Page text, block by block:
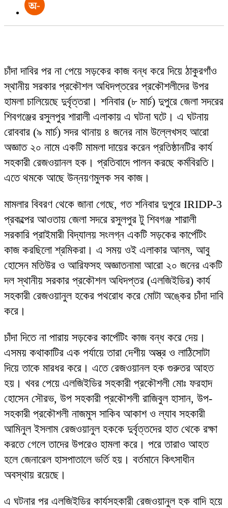
চাঁদা দাবির পর না পেয়ে সড়কের কাজ বন্ধ করে দিয়ে ঠাকুরগাঁও
স্থানীয় সরকার প্রকৌশল অধিদপ্তরের প্রকৌশলীদের উপর
হামলা চালিয়েছে দুর্বৃত্তরা। শনিবার (৮ মার্চ) দুপুরে জেলা সদরের
শিবগঞ্জের রসুলপুর শারালী এলাকায় এ ঘটনা ঘটে। এ ঘটনায়
রোববার (৯ মার্চ) সদর থানায় ৪ জনের নাম উল্লেখসহ আরো
অজ্ঞাত ২০ নামে একটি মামলা দায়ের করেন প্রতিষ্ঠানটির কার্য
সহকারী রেজওয়ানল হক। প্রতিবাদে পালন করছে কর্মবিরতি।
এতে থমকে আছে উন্নয়ণমুলক সব কাজ।
মামলার বিবরণ থেকে জানা গেছে, গত শনিবার দুপুরে IRIDP-3
প্রকল্পের আওতায় জেলা সদরে রসুলপুর টু শিবগঞ্জ শারালী
সরকারি প্রাইমারী বিদ্যালয় সংলগ্ন একটি সড়কের কার্পেটিং
কাজ করছিলো শ্রমিকরা। এ সময় ওই এলাকার আলম, আবু
হোসেন মতিউর ও আরিফসহ অজ্ঞাতনামা আরো ২০ জনের একটি
দল স্থানীয় সরকার প্রকৌশল অধিদপ্তর (এলজিইডির) কার্য
সহকারী রেজওয়ানুল হকের পথরোধ করে মোটা অঙ্কের চাঁদা দাবি
করে।
চাঁদা দিতে না পারায় সড়কের কার্পেটিং কাজ বন্ধ করে দেয়।
এসময় কথাকাটির এক পর্যায়ে তারা দেশীয় অস্ত্র ও লাঠিসোটা
দিয়ে তাকে মারধর করে। এতে রেজওয়ানল হক গুরুতর আহত
হয়। খবর পেয়ে এলজিইডির সহকারী প্রকৌশলী মোঃ ফরহাদ
হোসেন সৌরভ, উপ সহকারী প্রকৌশলী রাজিবুল হাসান, উপ-
সহকারী প্রকৌশলী নাজমুস সাকিব আকাশ ও ল্যাব সহকারী
আমিনুল ইসলাম রেজওয়ানুল হককে দুর্বৃত্তদের হাত থেকে রক্ষা
করতে গেলে তাদের উপরেও হামলা করে। পরে তারাও আহত
হলে জেনারেল হাসপাতালে ভর্তি হয়। বর্তমানে কিৎসাধীন
অবস্থায় রয়েছে।
এ ঘটনার পর এলজিইডির কার্যসহকারী রেজওয়ানুল হক বাদি হয়ে